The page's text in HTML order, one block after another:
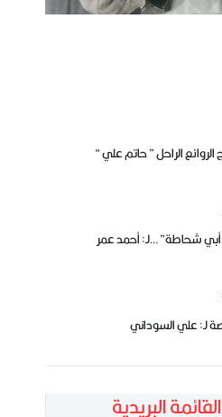
الراحل ” حاتم علي “
شحاطة” …لـ: أحمد عمر
لـ: علي السوداني
البريدية